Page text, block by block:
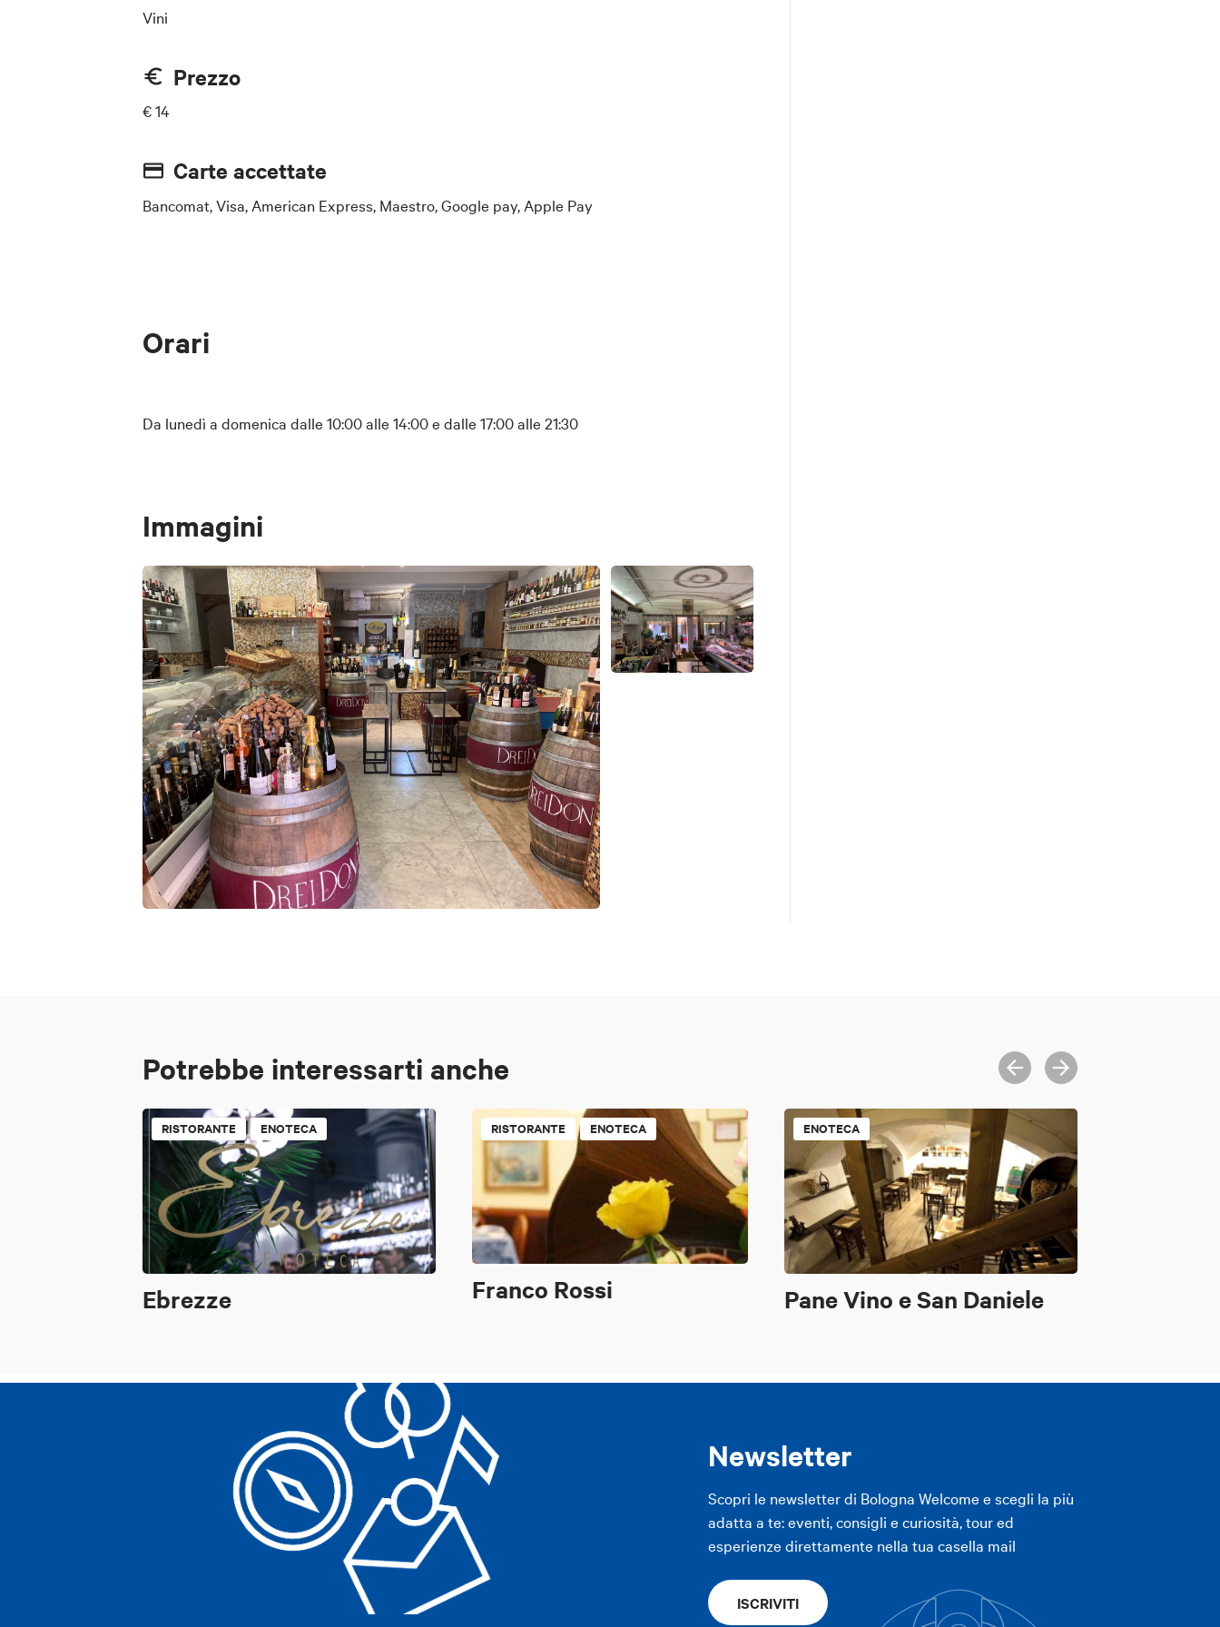
Vini
Prezzo
€ 14
Carte accettate
Bancomat, Visa, American Express, Maestro, Google pay, Apple Pay
Orari
Da lunedì a domenica dalle 10:00 alle 14:00 e dalle 17:00 alle 21:30
Immagini
Potrebbe interessarti anche
RISTORANTE ENOTECA
Ebrezze
RISTORANTE ENOTECA
Franco Rossi
ENOTECA
Pane Vino e San Daniele
Newsletter
Scopri le newsletter di Bologna Welcome e scegli la più
adatta a te: eventi, consigli e curiosità, tour ed
esperienze direttamente nella tua casella mail
ISCRIVITI